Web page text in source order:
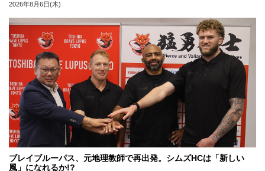
2026年8月6日(木)
ブレイブルーパス、元地理教師で再出発。シムズHCは「新しい
風」になれるか!?